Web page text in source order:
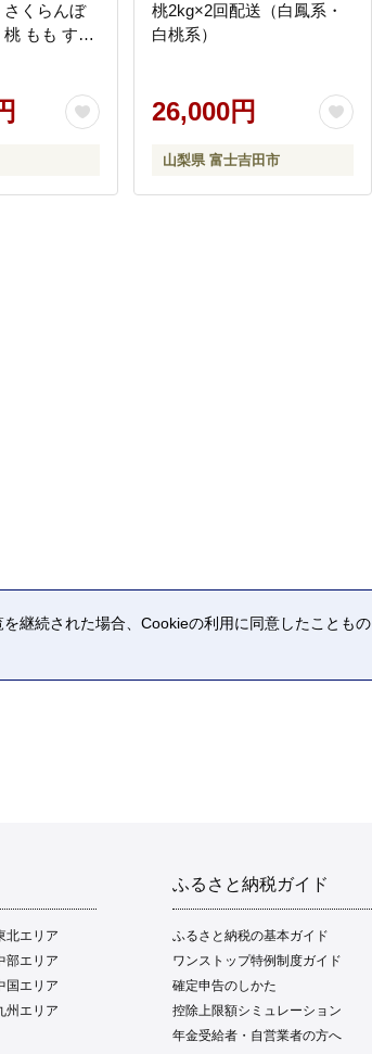
さくらんぼ
もも すも
ーベン
フランス
山町 F4A-
桃2kg×2回配送（白鳳系・
白桃系）
26,000円
山梨県 富士吉田市
北エリア
部エリア
国エリア
州エリア
ふるさと納税ガイド
ふるさと納税の基本ガイド
ワンストップ特例制度ガイド
確定申告のしかた
控除上限額シミュレーション
年金受給者・自営業者の方へ
継続された場合、Cookieの利用に同意したこともの